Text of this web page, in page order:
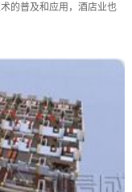
的普及和应用，酒店业也